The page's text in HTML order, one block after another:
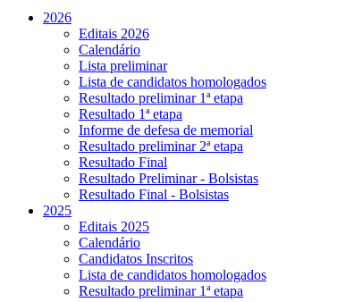
2026
Editais 2026
Calendário
Lista preliminar
Lista de candidatos homologados
Resultado preliminar 1ª etapa
Resultado 1ª etapa
Informe de defesa de memorial
Resultado preliminar 2ª etapa
Resultado Final
Resultado Preliminar - Bolsistas
Resultado Final - Bolsistas
2025
Editais 2025
Calendário
Candidatos Inscritos
Lista de candidatos homologados
Resultado preliminar 1ª etapa